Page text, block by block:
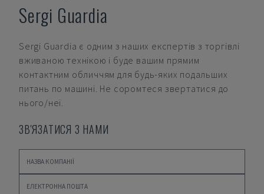
Sergi Guardia
Sergi Guardia є одним з наших експертів з торгівлі
вживаною технікою і буде вашим прямим
контактним обличчям для будь-яких подальших
питань по машині. Не соромтеся звертатися до
нього/неї.
ЗВ'ЯЗАТИСЯ З НАМИ